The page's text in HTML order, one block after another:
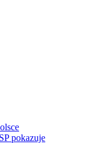
pokazuje